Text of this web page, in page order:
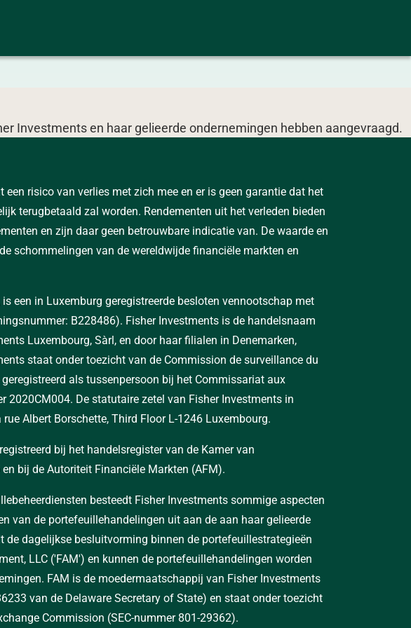
Investments en haar gelieerde ondernemingen hebben aangevraagd.
risico van verlies met zich mee en er is geen garantie dat het
terugbetaald zal worden. Rendementen uit het verleden bieden
en zijn daar geen betrouwbare indicatie van. De waarde en
schommelingen van de wereldwijde financiële markten en
een in Luxemburg geregistreerde besloten vennootschap met
B228486). Fisher Investments is de handelsnaam
Luxembourg, Sàrl, en door haar filialen in Denemarken,
staat onder toezicht van de Commission de surveillance du
als tussenpersoon bij het Commissariat aux
2020CM004. De statutaire zetel van Fisher Investments in
Albert Borschette, Third Floor L-1246 Luxembourg.
bij het handelsregister van de Kamer van
bij de Autoriteit Financiële Markten (AFM).
besteedt Fisher Investments sommige aspecten
van de portefeuillehandelingen uit aan de aan haar gelieerde
de dagelijkse besluitvorming binnen de portefeuillestrategieën
LLC ('FAM') en kunnen de portefeuillehandelingen worden
FAM is de moedermaatschappij van Fisher Investments
van de Delaware Secretary of State) en staat onder toezicht
Commission (SEC-nummer 801-29362).